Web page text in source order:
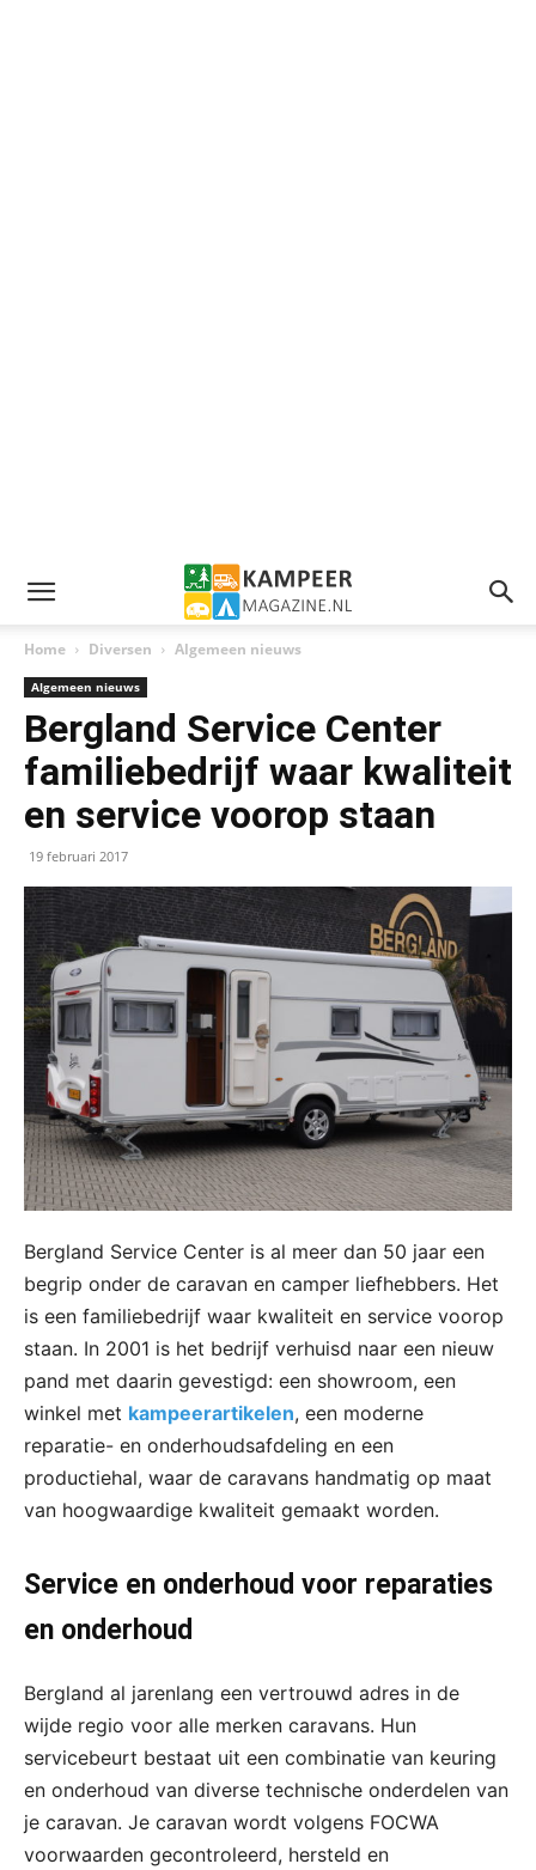
Home Diversen Algemeen nieuws
Algemeen nieuws
Bergland Service Center
familiebedrijf waar kwaliteit
en service voorop staan
19 februari 2017
Bergland Service Center is al meer dan 50 jaar een
begrip onder de caravan en camper liefhebbers. Het
is een familiebedrijf waar kwaliteit en service voorop
staan. In 2001 is het bedrijf verhuisd naar een nieuw
pand met daarin gevestigd: een showroom, een
winkel met kampeerartikelen, een moderne
reparatie- en onderhoudsafdeling en een
productiehal, waar de caravans handmatig op maat
van hoogwaardige kwaliteit gemaakt worden.
Service en onderhoud voor reparaties
en onderhoud
Bergland al jarenlang een vertrouwd adres in de
wijde regio voor alle merken caravans. Hun
servicebeurt bestaat uit een combinatie van keuring
en onderhoud van diverse technische onderdelen van
je caravan. Je caravan wordt volgens FOCWA
voorwaarden gecontroleerd, hersteld en